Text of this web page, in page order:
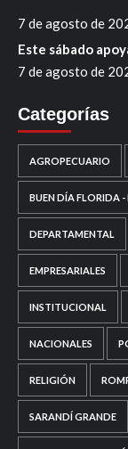
7 de agosto de
Este sábado
7 de agosto de
Categorías
AGROPECUARIO
BUEN DÍA FLORIDA -
DEPARTAMENTAL
EMPRESARIALES
INSTITUCIONAL
NACIONALES
RELIGIÓN
SARANDÍ GRANDE